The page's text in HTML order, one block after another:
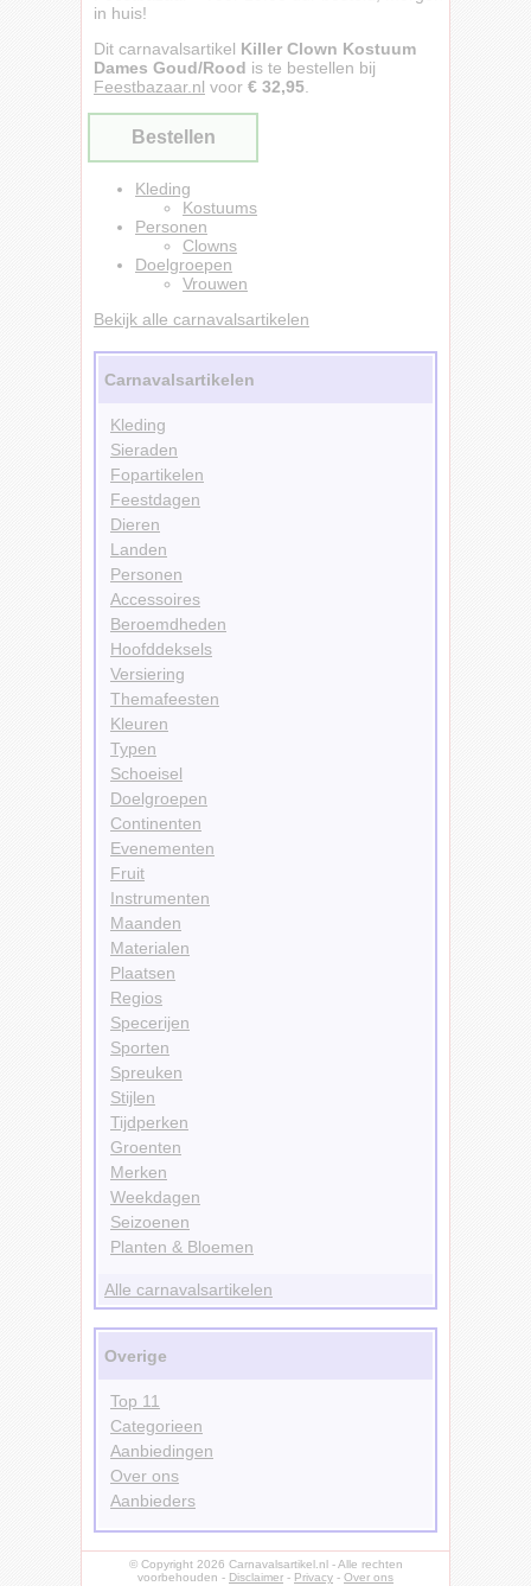
in huis!
Dit carnavalsartikel Killer Clown Kostuum
Dames Goud/Rood is te bestellen bij
Feestbazaar.nl voor € 32,95
Bestellen
Kleding
Kostuums
Personen
Clowns
Doelgroepen
Vrouwen
Bekijk alle carnavalsartikelen
Carnavalsartikelen
Kleding
Sieraden
Fopartikelen
Feestdagen
Dieren
Landen
Personen
Accessoires
Beroemdheden
Hoofddeksels
Versiering
Themafeesten
Kleuren
Typen
Schoeisel
Doelgroepen
Continenten
Evenementen
Fruit
Instrumenten
Maanden
Materialen
Plaatsen
Regios
Specerijen
Sporten
Spreuken
Stijlen
Tijdperken
Groenten
Merken
Weekdagen
Seizoenen
Planten & Bloemen
Alle carnavalsartikelen
Overige
Top 11
Categorieen
Aanbiedingen
Over ons
Aanbieders
© Copyright 2026 Carnavalsartikel.nl - Alle rechten
voorbehouden - Disclaimer - Privacy - Over ons